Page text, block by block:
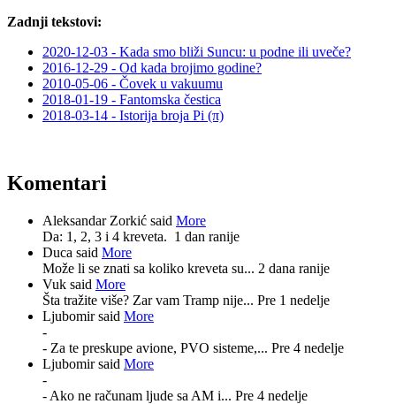
Zadnji tekstovi:
2020-12-03 - Kada smo bliži Suncu: u podne ili uveče?
2016-12-29 - Od kada brojimo godine?
2010-05-06 - Čovek u vakuumu
2018-01-19 - Fantomska čestica
2018-03-14 - Istorija broja Pi (π)
Komentari
Aleksandar Zorkić said More
Da: 1, 2, 3 i 4 kreveta. 1 dan ranije
Duca said More
Može li se znati sa koliko kreveta su... 2 dana ranije
Vuk said More
Šta tražite više? Zar vam Tramp nije... Pre 1 nedelje
Ljubomir said More
-
- Za te preskupe avione, PVO sisteme,... Pre 4 nedelje
Ljubomir said More
-
- Ako ne računam ljude sa AM i... Pre 4 nedelje